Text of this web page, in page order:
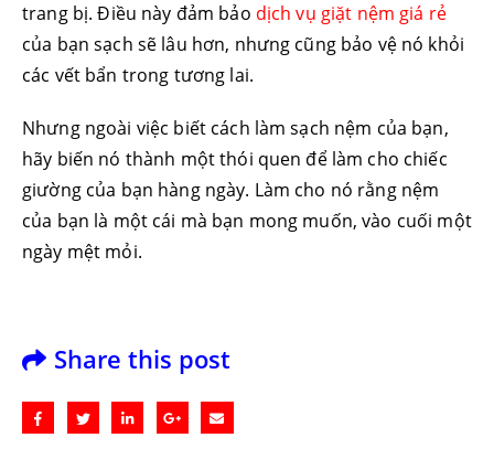
trang bị. Điều này đảm bảo dịch vụ giặt nệm giá rẻ
của bạn sạch sẽ lâu hơn, nhưng cũng bảo vệ nó khỏi
các vết bẩn trong tương lai.
Nhưng ngoài việc biết cách làm sạch nệm của bạn,
hãy biến nó thành một thói quen để làm cho chiếc
giường của bạn hàng ngày. Làm cho nó rằng nệm
của bạn là một cái mà bạn mong muốn, vào cuối một
ngày mệt mỏi.
Share this post